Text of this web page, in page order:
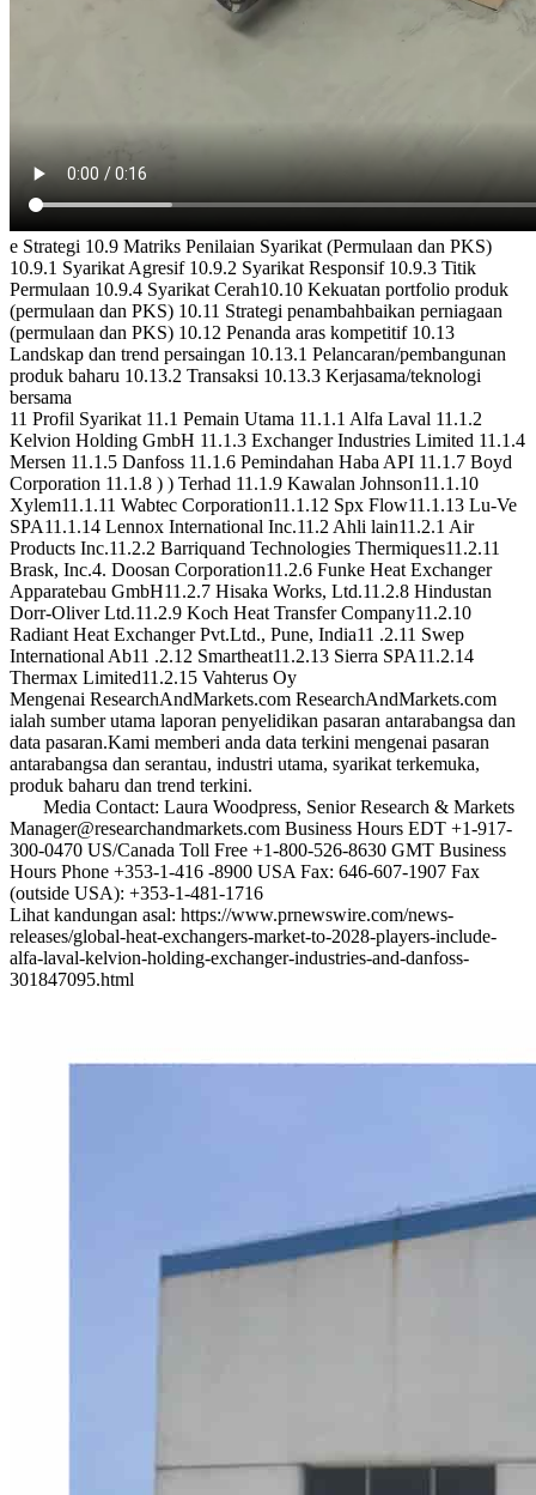
e Strategi 10.9 Matriks Penilaian Syarikat (Permulaan dan PKS)
10.9.1 Syarikat Agresif 10.9.2 Syarikat Responsif 10.9.3 Titik
Permulaan 10.9.4 Syarikat Cerah10.10 Kekuatan portfolio produk
(permulaan dan PKS) 10.11 Strategi penambahbaikan perniagaan
(permulaan dan PKS) 10.12 Penanda aras kompetitif 10.13
Landskap dan trend persaingan 10.13.1 Pelancaran/pembangunan
produk baharu 10.13.2 Transaksi 10.13.3 Kerjasama/teknologi
bersama
11 Profil Syarikat 11.1 Pemain Utama 11.1.1 Alfa Laval 11.1.2
Kelvion Holding GmbH 11.1.3 Exchanger Industries Limited 11.1.4
Mersen 11.1.5 Danfoss 11.1.6 Pemindahan Haba API 11.1.7 Boyd
Corporation 11.1.8 ) ) Terhad 11.1.9 Kawalan Johnson11.1.10
Xylem11.1.11 Wabtec Corporation11.1.12 Spx Flow11.1.13 Lu-Ve
SPA11.1.14 Lennox International Inc.11.2 Ahli lain11.2.1 Air
Products Inc.11.2.2 Barriquand Technologies Thermiques11.2.11
Brask, Inc.4. Doosan Corporation11.2.6 Funke Heat Exchanger
Apparatebau GmbH11.2.7 Hisaka Works, Ltd.11.2.8 Hindustan
Dorr-Oliver Ltd.11.2.9 Koch Heat Transfer Company11.2.10
Radiant Heat Exchanger Pvt.Ltd., Pune, India11 .2.11 Swep
International Ab11 .2.12 Smartheat11.2.13 Sierra SPA11.2.14
Thermax Limited11.2.15 Vahterus Oy
Mengenai ResearchAndMarkets.com ResearchAndMarkets.com
ialah sumber utama laporan penyelidikan pasaran antarabangsa dan
data pasaran.Kami memberi anda data terkini mengenai pasaran
antarabangsa dan serantau, industri utama, syarikat terkemuka,
produk baharu dan trend terkini.
Media Contact: Laura Woodpress, Senior Research & Markets
Manager@researchandmarkets.com Business Hours EDT +1-917-
300-0470 US/Canada Toll Free +1-800-526-8630 GMT Business
Hours Phone +353-1-416 -8900 USA Fax: 646-607-1907 Fax
(outside USA): +353-1-481-1716
Lihat kandungan asal: https://www.prnewswire.com/news-
releases/global-heat-exchangers-market-to-2028-players-include-
alfa-laval-kelvion-holding-exchanger-industries-and-danfoss-
301847095.html